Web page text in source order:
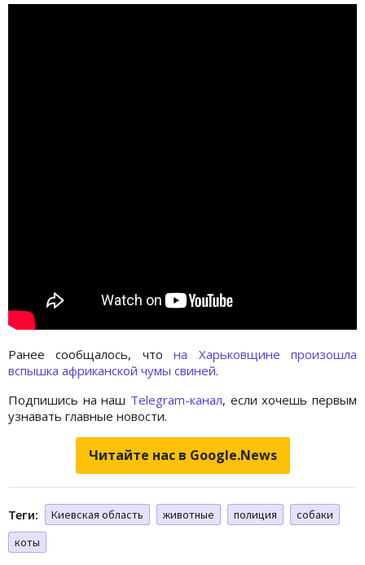
Ранее сообщалось, чтона Харьковщине произошла
вспышка африканской чумы свиней.
Подпишись на наш Telegram-канал, если хочешь первым
узнавать главные новости.
Читайте нас в Google.News
Теги: Киевская область животные полиция
собаки
коты